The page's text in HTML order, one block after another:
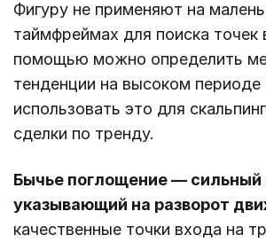
Фигуру не применяют на
таймфреймах для поиска точек
помощью можно определить
тенденции на высоком периоде
использовать это для
сделки по тренду.
Бычье поглощение ― сильный
указывающий на разворот
качественные точки входа на